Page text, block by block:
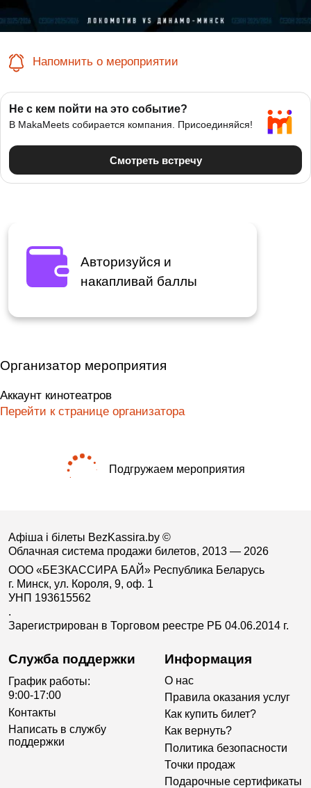
Напомнить о мероприятии
Авторизуйся и
накапливай баллы
Организатор мероприятия
Аккаунт кинотеатров
Перейти к странице организатора
Подгружаем мероприятия
Афіша і білеты BezKassira.by ©
Облачная система продажи билетов, 2013 — 2026
ООО «БЕЗКАССИРА БАЙ» Республика Беларусь
г. Минск, ул. Короля, 9, оф. 1
УНП 193615562
.
Зарегистрирован в Торговом реестре РБ 04.06.2014 г.
Служба поддержки
График работы:
9:00-17:00
Контакты
Написать в службу
поддержки
Информация
О нас
Правила оказания услуг
Как купить билет?
Как вернуть?
Политика безопасности
Точки продаж
Подарочные сертификаты